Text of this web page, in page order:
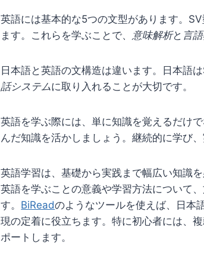
英語には基本的な5つの文型があります。
ます。これらを学ぶことで、 意味解析と 言
日本語と英語の文構造は違います。日本語
話システムに取り入れることが大切です。
英語を学ぶ際には、単に知識を覚えるだけ
んだ知識を活かしましょう。継続的に学び
英語学習は、基礎から実践まで幅広い知識
英語を学ぶことの意義や学習方法について
す。 BiReadのようなツールを使えば、日本
現の定着に役立ちます。特に初心者には、
ポートします。